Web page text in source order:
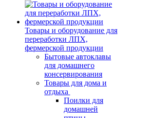
Товары и оборудование для
переработки ЛПХ,
фермерской продукции
Бытовые автоклавы
для домашнего
консервирования
Товары для дома и
отдыха
Поилки для
домашней